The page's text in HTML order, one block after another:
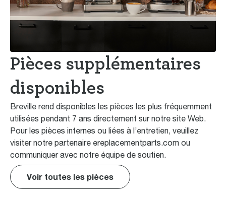
Pièces supplémentaires
disponibles
Breville rend disponibles les pièces les plus fréquemment
utilisées pendant 7 ans directement sur notre site Web.
Pour les pièces internes ou liées à l’entretien, veuillez
visiter notre partenaire ereplacementparts.com ou
communiquer avec notre équipe de soutien.
Voir toutes les pièces